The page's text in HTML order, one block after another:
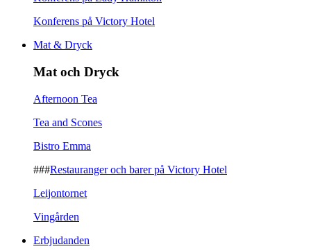
Konferens på Victory Hotel
Mat & Dryck
Mat och Dryck
Afternoon Tea
Tea and Scones
Bistro Emma
###Restauranger och barer på Victory Hotel
Leijontornet
Vingården
Erbjudanden